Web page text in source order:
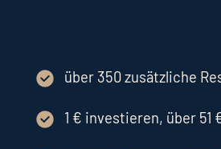
über 350 zusätzliche
1 € investieren, über 51